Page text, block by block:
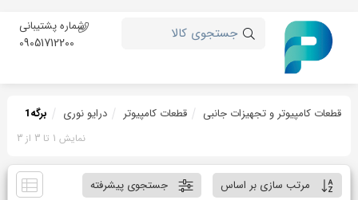
شماره پشتیبانی
09051712200 جستجوی کالا
قطعات کامپیوتر و تجهیزات جانبی قطعات کامپیوتر درایو نوری برگه1
نمایش 1 تا 3 از 3
مرتب سازی بر اساس جستجوی پیشرفته